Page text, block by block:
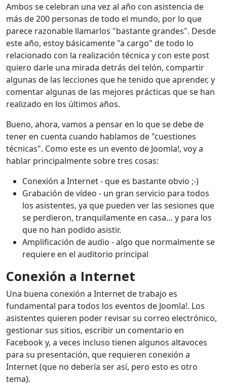
Ambos se celebran una vez al año con asistencia de
más de 200 personas de todo el mundo, por lo que
parece razonable llamarlos "bastante grandes". Desde
este año, estoy básicamente "a cargo" de todo lo
relacionado con la realización técnica y con este post
quiero darle una mirada detrás del telón, compartir
algunas de las lecciones que he tenido que aprender, y
comentar algunas de las mejores prácticas que se han
realizado en los últimos años.
Bueno, ahora, vamos a pensar en lo que se debe de
tener en cuenta cuando hablamos de "cuestiones
técnicas". Como este es un evento de Joomla!, voy a
hablar principalmente sobre tres cosas:
Conexión a Internet - que es bastante obvio ;-)
Grabación de vídeo - un gran servicio para todos
los asistentes, ya que pueden ver las sesiones que
se perdieron, tranquilamente en casa… y para los
que no han podido asistir.
Amplificación de audio - algo que normalmente se
requiere en el auditorio principal
Conexión a Internet
Una buena conexión a Internet de trabajo es
fundamental para todos los eventos de Joomla!. Los
asistentes quieren poder revisar su correo electrónico,
gestionar sus sitios, escribir un comentario en
Facebook y, a veces incluso tienen algunos altavoces
para su presentación, que requieren conexión a
Internet (que no debería ser así, pero esto es otro
tema).